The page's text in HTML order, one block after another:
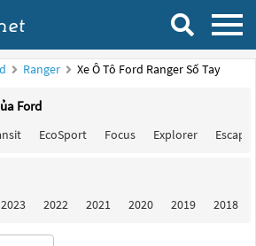
Ranger Xe Ô Tô Ford Ranger Số Tay
Ford
EcoSport Focus Explorer Escape
2023 2022 2021 2020 2019 2018